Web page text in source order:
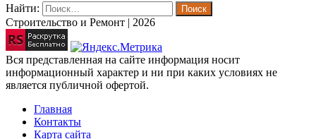
Найти:
Строительство и Ремонт | 2026
Вся представленная на сайте информация носит
информационный характер и ни при каких условиях не
является публичной офертой.
Главная
Контакты
Карта сайта